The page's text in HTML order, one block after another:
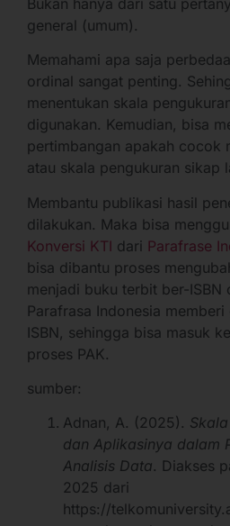
general (umum).
Memahami apa saja
ordinal sangat penting.
menentukan skala
digunakan. Kemudian, bisa
pertimbangan apakah cocok
atau skala pengukuran sikap
Membantu publikasi hasil
dilakukan. Maka bisa
Konversi KTI dari Parafrase
bisa dibantu proses
menjadi buku terbit ber-ISBN
Parafrasa Indonesia
ISBN, sehingga bisa masuk
proses PAK.
sumber:
Adnan, A. (2025).
dan Aplikasinya dalam
Analisis Data. Diakses
2025 dari
https://